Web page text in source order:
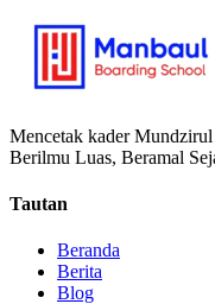
Mencetak kader
Berilmu Luas, Beramal
Tautan
Beranda
Berita
Blog